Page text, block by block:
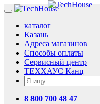
каталог
Казань
Адреса магазинов
Способы оплаты
Сервисный центр
ТЕХХАУС Канц
8 800 700 48 47